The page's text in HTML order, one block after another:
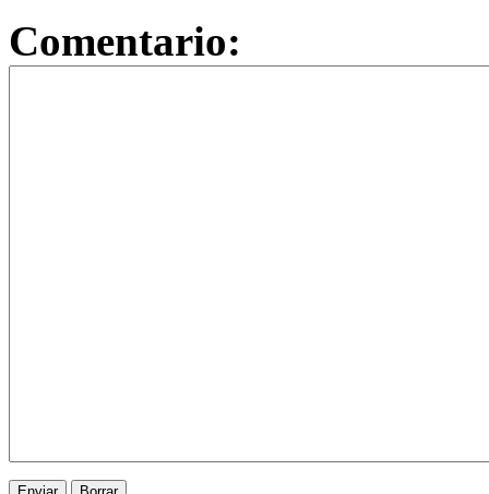
Comentario: